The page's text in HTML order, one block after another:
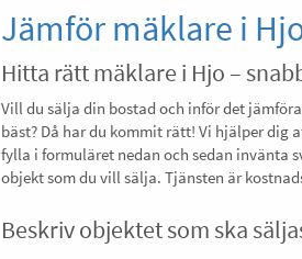
Jämför mäklare i
Hitta rätt mäklare i Hjo –
Vill du sälja din bostad och inför det
bäst? Då har du kommit rätt! Vi hjälper
fylla i formuläret nedan och sedan invänta
objekt som du vill sälja. Tjänsten är
Beskriv objektet som ska